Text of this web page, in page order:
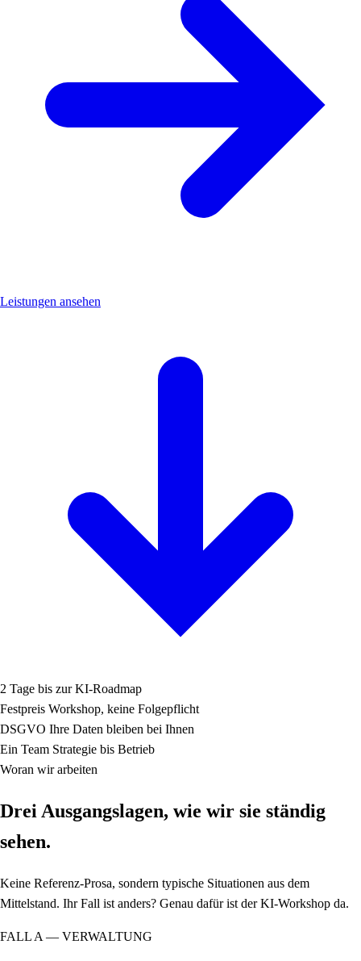
Leistungen ansehen
2 Tage bis zur KI-Roadmap
Festpreis Workshop, keine Folgepflicht
DSGVO Ihre Daten bleiben bei Ihnen
Ein Team Strategie bis Betrieb
Woran wir arbeiten
Drei Ausgangslagen, wie wir sie ständig
sehen.
Keine Referenz-Prosa, sondern typische Situationen aus dem
Mittelstand. Ihr Fall ist anders? Genau dafür ist der KI-Workshop da.
FALL A — VERWALTUNG